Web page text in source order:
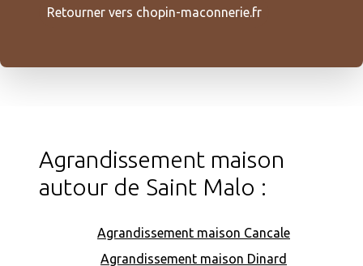
Retourner vers chopin-maconnerie.fr
Agrandissement maison
autour de Saint Malo :
Agrandissement maison Cancale
Agrandissement maison Dinard